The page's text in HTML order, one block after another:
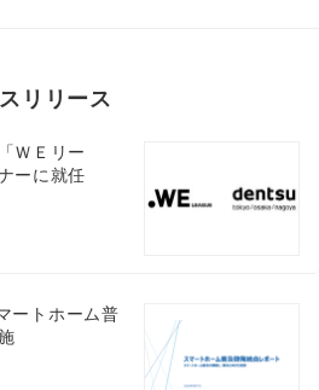
リリース
ＷＥリー
ーに就任
ートホーム普